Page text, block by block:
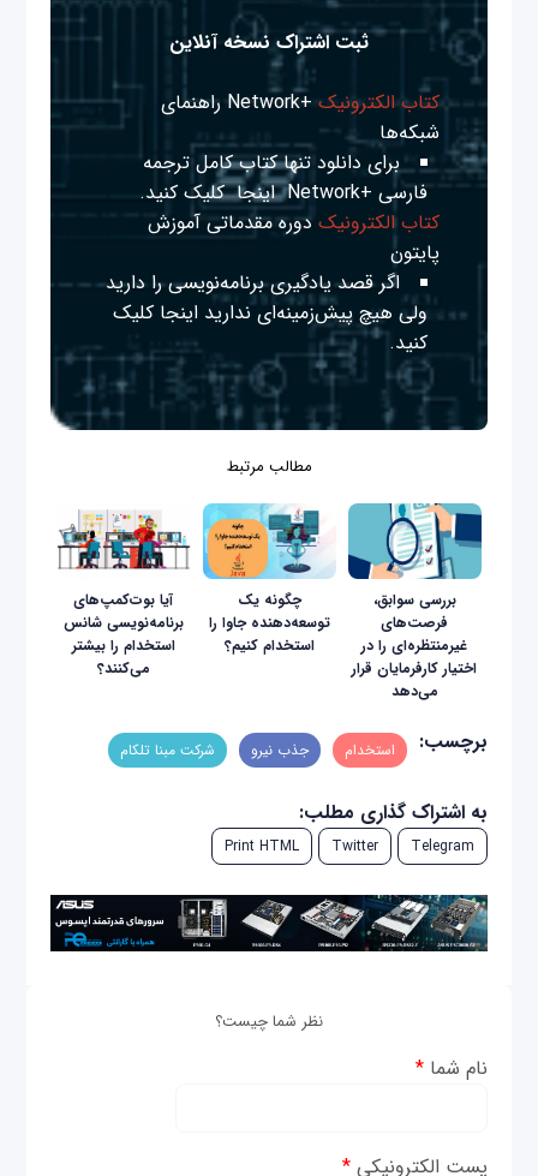
ثبت اشتراک نسخه آنلاین
کتاب الکترونیک
+Network راهنمای
شبکه‌ها
برای دانلود تنها کتاب کامل ترجمه
فارسی +Network
اینجا کلیک کنید.
کتاب الکترونیک دوره مقدماتی آموزش
پایتون
اگر قصد یادگیری برنامه‌نویسی را دارید
ولی هیچ پیش‌زمینه‌ای نداریداینجا کلیک
کنید.
مطالب مرتبط
بررسی سوابق،
فرصت‌های
غیرمنتظره‌ای را در
اختیار کارفرمایان قرار
می‌دهد
چگونه یک
توسعه‌دهنده جاوا را
استخدام کنیم؟
آیا بوت‌کمپ‌های
برنامه‌نویسی شانس
استخدام را بیشتر
می‌کنند؟
برچسب: استخدام جذب نیرو شرکت مبنا تلکام
به اشتراک گذاری مطلب:
Telegram
Twitter
Print HTML
نظر شما چیست؟
نام شما*
پست الکترونیکی*